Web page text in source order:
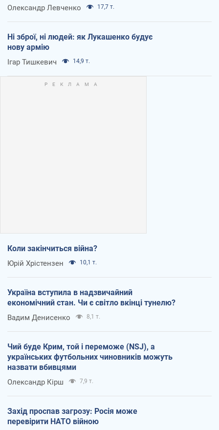
Олександр Левченко 17,7 т.
Ні зброї, ні людей: як Лукашенко будує
нову армію
Ігар Тишкевич 14,9 т.
Коли закінчиться війна?
Юрій Хрістензен 10,1 т.
Україна вступила в надзвичайний
економічний стан. Чи є світло вкінці тунелю?
Вадим Денисенко 8,1 т.
Чий буде Крим, той і переможе (NSJ), а
українських футбольних чиновників можуть
назвати вбивцями
Олександр Кірш 7,9 т.
Захід проспав загрозу: Росія може
перевірити НАТО війною